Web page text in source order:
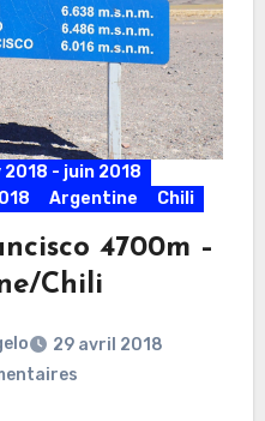
- juin 2018
Argentine Chili
4700m –
Chili
29 avril 2018